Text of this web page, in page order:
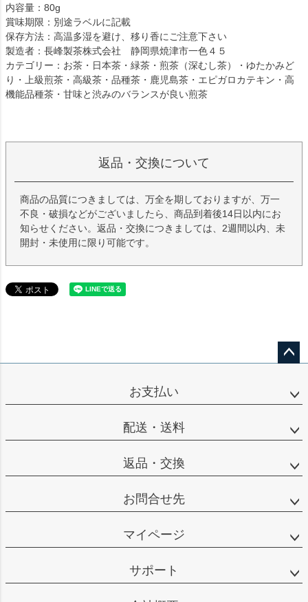
内容量：80g
賞味期限：別途ラベルに記載
保存方法：高温多湿を避け、移り香にご注意下さい
製造者：長峰製茶株式会社 静岡県焼津市一色４５
カテゴリー：お茶・日本茶・緑茶・煎茶（深むし茶）・ゆたかみど
り・上級煎茶・高級茶・品種茶・鹿児島茶・エピガロカテキン・高
機能品種茶・甘味と渋みのバランスが良い煎茶
返品・交換について
商品の品質につきましては、万全を期しておりますが、万一
不良・破損などがございましたら、商品到着後14日以内にお
知らせください。返品・交換につきましては、2週間以内、未
開封・未使用に限り可能です。
ップ
お支払い
配送・送料
返品・交換
お問合せ先
マイページ
サポート